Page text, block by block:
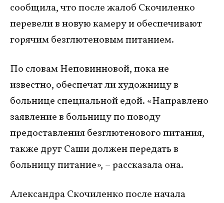
сообщила, что после жалоб Скочиленко
перевели в новую камеру и обеспечивают
горячим безглютеновым питанием.
По словам Неповинновой, пока не
известно, обеспечат ли художницу в
больнице специальной едой. «Направлено
заявление в больницу по поводу
предоставления безглютенового питания,
также друг Саши должен передать в
больницу питание», – рассказала она.
Александра Скочиленко после начала